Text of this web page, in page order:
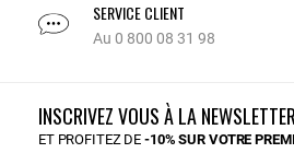
SERVICE CLIENT
Au 0 800 08 31 98
INSCRIVEZ VOUS À LA NEWSLETTER
ET PROFITEZ DE-10% SUR VOTRE